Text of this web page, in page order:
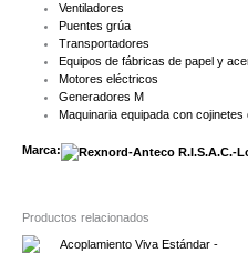
Ventiladores
Puentes grúa
Transportadores
Equipos de fábricas de papel y
Motores eléctricos
Generadores M
Maquinaria equipada con cojinetes
Marca:
Productos relacionados
Este